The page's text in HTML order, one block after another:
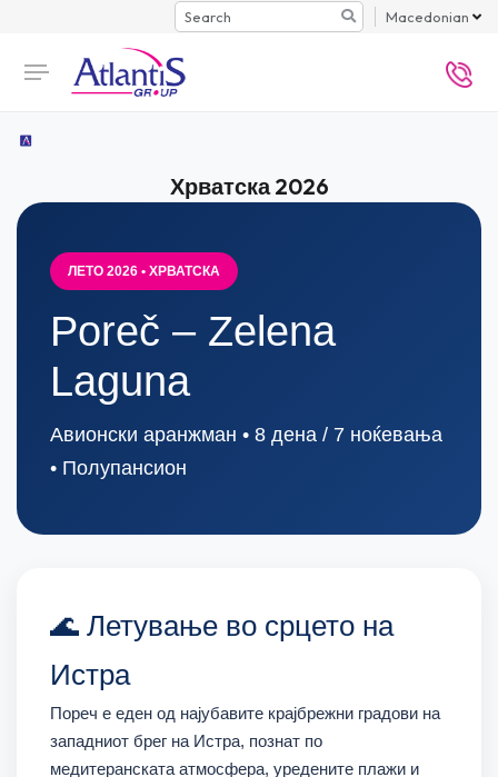
Search Macedonian
Хрватска 2026
ЛЕТО 2026 • ХРВАТСКА
Poreč – Zelena
Laguna
Авионски аранжман • 8 дена / 7 ноќевања
• Полупансион
🌊 Летување во срцето на
Истра
Пореч е еден од најубавите крајбрежни градови на
западниот брег на Истра, познат по
медитеранската атмосфера, уредените плажи и